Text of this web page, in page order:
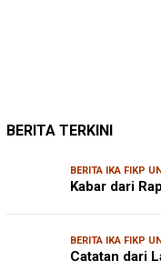
BERITA TERKINI
BERITA IKA FIKP
Kabar dari
BERITA IKA FIKP
Catatan dari